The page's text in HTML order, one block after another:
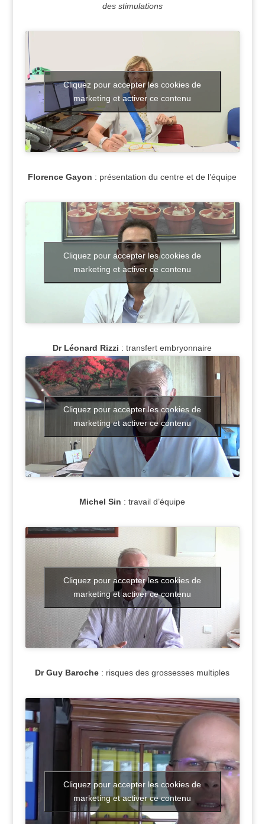
des stimulations
Cliquez pour accepter les cookies de
marketing et activer ce contenu
Florence Gayon : présentation du centre et de l’équipe
Cliquez pour accepter les cookies de
marketing et activer ce contenu
Dr Léonard Rizzi : transfert embryonnaire
Cliquez pour accepter les cookies de
marketing et activer ce contenu
Michel Sin : travail d’équipe
Cliquez pour accepter les cookies de
marketing et activer ce contenu
Dr Guy Baroche : risques des grossesses multiples
Cliquez pour accepter les cookies de
marketing et activer ce contenu